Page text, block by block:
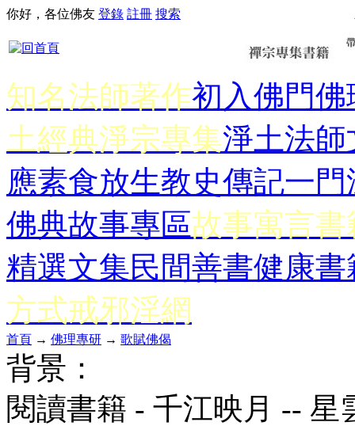
你好，各位佛友 登錄 註冊 搜索
知名法師著作初入佛門佛
土經典淨宗專集淨土法師
應素食放生教史傳記一門
佛典故事專區故事寓言書
精選文集民間善書健康書
方式戒邪淫網
首頁 → 佛理專研 → 歌賦佛偈
背景：
閱讀書籍 - 千江映月 --